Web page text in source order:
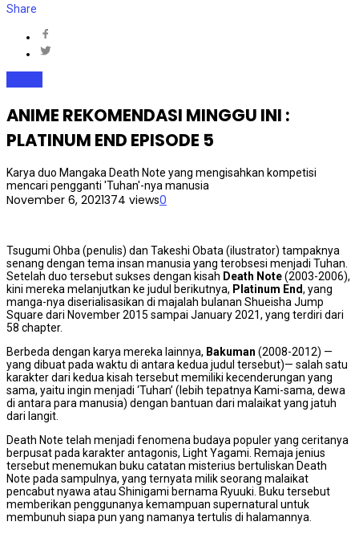
Share
ANIME REKOMENDASI MINGGU INI :
PLATINUM END EPISODE 5
Karya duo Mangaka Death Note yang mengisahkan kompetisi
mencari pengganti 'Tuhan'-nya manusia
November 6, 2021374 views0
Tsugumi Ohba (penulis) dan Takeshi Obata (ilustrator) tampaknya
senang dengan tema insan manusia yang terobsesi menjadi Tuhan.
Setelah duo tersebut sukses dengan kisah Death Note(2003-2006),
kini mereka melanjutkan ke judul berikutnya, Platinum End, yang
manga-nya diserialisasikan di majalah bulanan Shueisha Jump
Square dari November 2015 sampai January 2021, yang terdiri dari
58 chapter.
Berbeda dengan karya mereka lainnya, Bakuman (2008-2012) —
yang dibuat pada waktu di antara kedua judul tersebut)— salah satu
karakter dari kedua kisah tersebut memiliki kecenderungan yang
sama, yaitu ingin menjadi ‘Tuhan’ (lebih tepatnya Kami-sama, dewa
di antara para manusia) dengan bantuan dari malaikat yang jatuh
dari langit.
Death Note telah menjadi fenomena budaya populer yang ceritanya
berpusat pada karakter antagonis, Light Yagami. Remaja jenius
tersebut menemukan buku catatan misterius bertuliskan Death
Note pada sampulnya, yang ternyata milik seorang malaikat
pencabut nyawa atau Shinigami bernama Ryuuki. Buku tersebut
memberikan penggunanya kemampuan supernatural untuk
membunuh siapa pun yang namanya tertulis di halamannya.